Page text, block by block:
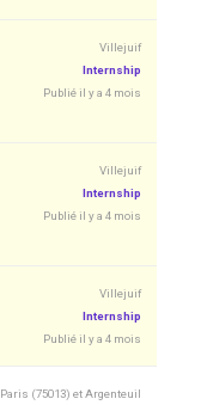
Villejuif
Internship
Publié il y a 4 mois
Villejuif
Internship
Publié il y a 4 mois
Villejuif
Internship
Publié il y a 4 mois
Paris (75013) et Argenteuil